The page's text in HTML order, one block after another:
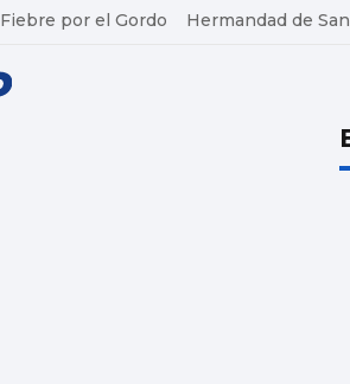
Fiebre por el Gordo Hermandad de